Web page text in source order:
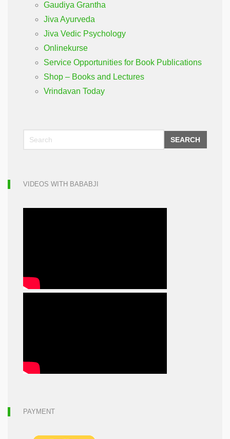
Gaudiya Grantha
Jiva Ayurveda
Jiva Vedic Psychology
Onlinekurse
Service Opportunities for Book Publications
Shop – Books and Lectures
Vrindavan Today
SEARCH
VIDEOS WITH BABABJI
PAYMENT